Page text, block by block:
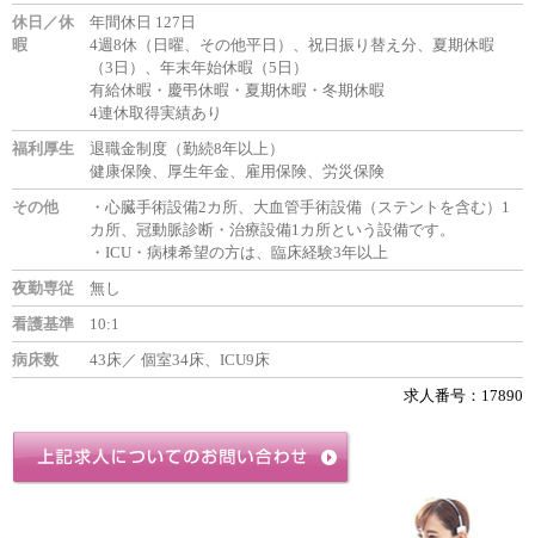
休日／休
暇
年間休日 127日
4週8休（日曜、その他平日）、祝日振り替え分、夏期休暇
（3日）、年末年始休暇（5日）
有給休暇・慶弔休暇・夏期休暇・冬期休暇
4連休取得実績あり
福利厚生
退職金制度（勤続8年以上）
健康保険、厚生年金、雇用保険、労災保険
その他
・心臓手術設備2カ所、大血管手術設備（ステントを含む）1
カ所、冠動脈診断・治療設備1カ所という設備です。
・ICU・病棟希望の方は、臨床経験3年以上
夜勤専従
無し
看護基準
10:1
病床数
43床／ 個室34床、ICU9床
求人番号：17890